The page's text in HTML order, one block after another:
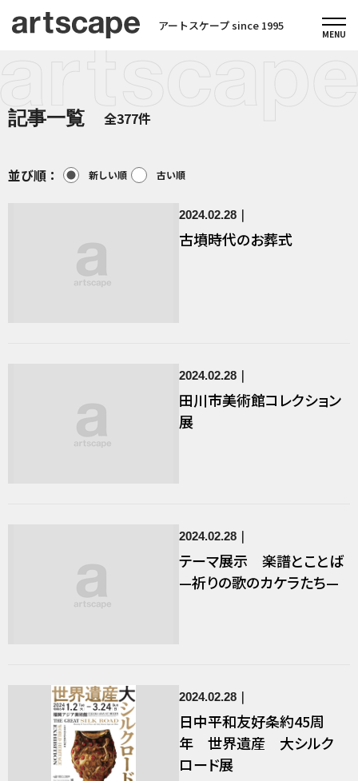
アートスケープ since 1995
記事一覧 全377件
並び順： 新しい順 古い順
2024.02.28
古墳時代のお葬式
2024.02.28
田川市美術館コレクション
展
2024.02.28
テーマ展示 楽譜とことば
—祈りの歌のカケラたち—
2024.02.28
日中平和友好条約45周
年 世界遺産 大シルク
ロード展